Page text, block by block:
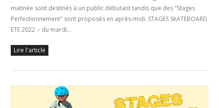
matinée sont destinés à un public débutant tandis que des "Stages
Perfectionnement" sont proposés en après-midi. STAGES SKATEBOARD
ETE 2022 :- du mardi…
Lire l'article